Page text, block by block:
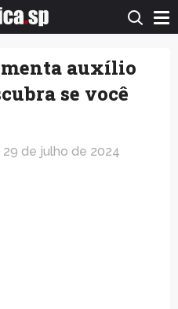
auxílio
se você
29 de julho de 2024